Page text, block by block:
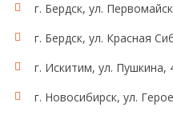
Рекомендации для сбора
наружных половых
антисептиков.
сдавать анализ мочи во
для исследования
г. Бердск, ул.
г. Бердск, ул. Красная
г. Искитим, ул. Пушкина,
г. Новосибирск, ул.